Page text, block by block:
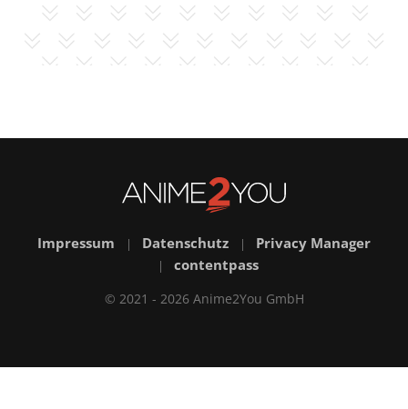
Impressum | Datenschutz | Privacy Manager
| contentpass
© 2021 - 2026 Anime2You GmbH